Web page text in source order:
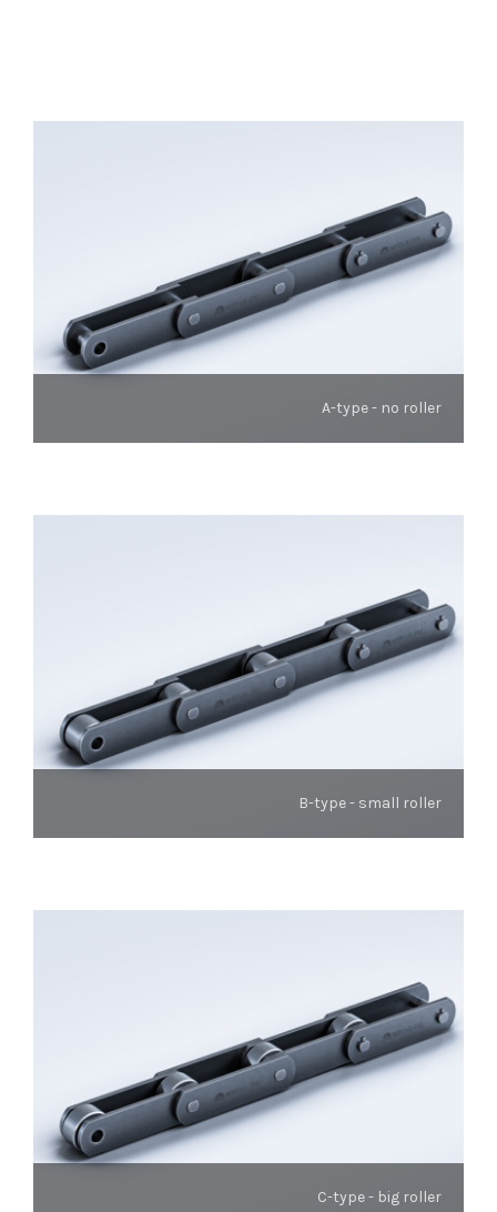
A-type - no roller
B-type - small roller
C-type - big roller